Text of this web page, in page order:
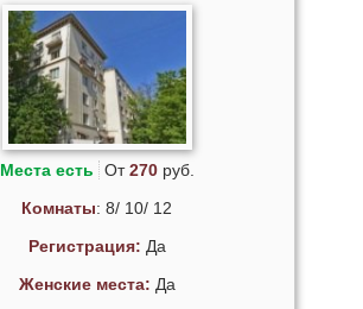
Места есть От270руб.
Комнаты: 8/ 10/ 12
Регистрация: Да
Женские места: Да